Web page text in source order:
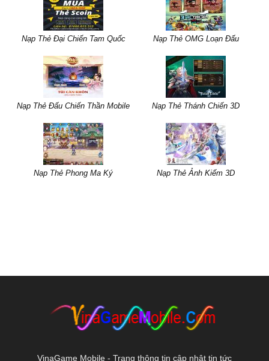
Nạp Thẻ Đại Chiến Tam Quốc Nạp Thẻ OMG Loạn Đấu
Nạp Thẻ Đấu Chiến Thần Mobile Nạp Thẻ Thánh Chiến 3D
Nạp Thẻ Phong Ma Ký Nạp Thẻ Ảnh Kiếm 3D
VinaGame Mobile - Trang thông tin cập nhật tin tức